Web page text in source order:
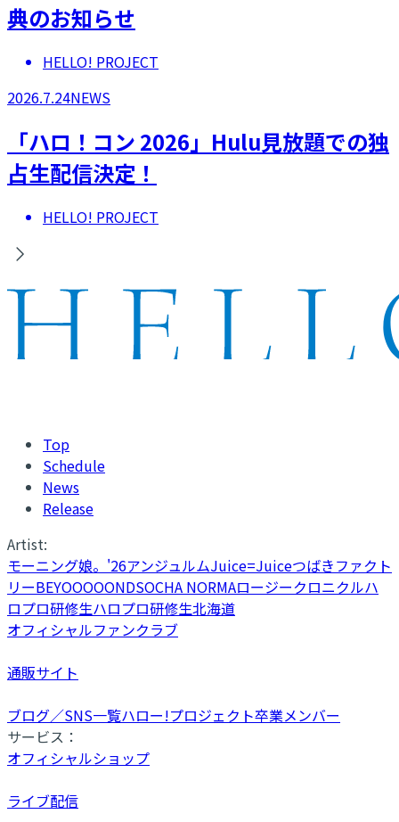
典のお知らせ
HELLO! PROJECT
2026.7.24NEWS
「ハロ！コン 2026」Hulu見放題での独
占生配信決定！
HELLO! PROJECT
Top
Schedule
News
Release
Artist:
モーニング娘。'26アンジュルムJuice=Juiceつばきファクト
リーBEYOOOOONDSOCHA NORMAロージークロニクルハ
ロプロ研修生ハロプロ研修生北海道
オフィシャルファンクラブ
通販サイト
ブログ／SNS一覧ハロー!プロジェクト卒業メンバー
サービス：
オフィシャルショップ
ライブ配信